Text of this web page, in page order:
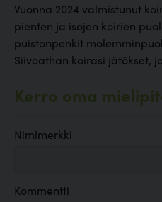
Vuonna 2024 valmistunut
pienten ja isojen koirien
puistonpenkit
Siivoathan koirasi jätökset,
Kerro oma
Nimimerkki
Kommentti